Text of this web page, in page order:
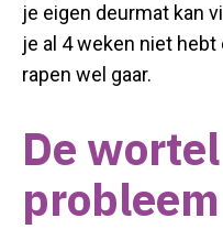
je eigen deurmat kan
je al 4 weken niet
rapen wel gaar.
De
probleem